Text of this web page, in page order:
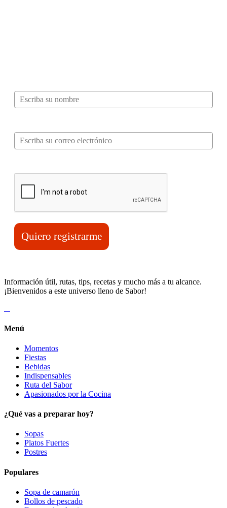
Quiero registrarme
Información útil, rutas, tips, recetas y mucho más a tu alcance.
¡Bienvenidos a este universo lleno de Sabor!
Menú
Momentos
Fiestas
Bebidas
Indispensables
Ruta del Sabor
Apasionados por la Cocina
¿Qué vas a preparar hoy?
Sopas
Platos Fuertes
Postres
Populares
Sopa de camarón
Bollos de pescado